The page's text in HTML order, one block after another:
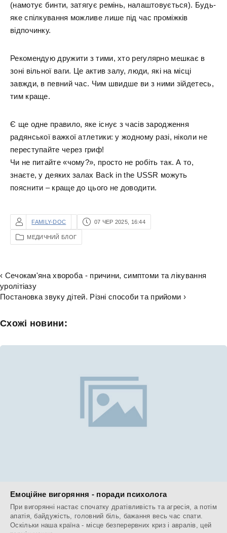
(намотує бинти, затягує ремінь, налаштовується). Будь-
яке спілкування можливе лише під час проміжків
відпочинку.
Рекомендую дружити з тими, хто регулярно мешкає в
зоні вільної ваги. Це актив залу, люди, які на місці
завжди, в певний час. Чим швидше ви з ними зійдетесь,
тим краще.
Є ще одне правило, яке існує з часів зародження
радянської важкої атлетики: у жодному разі, ніколи не
переступайте через гриф!
Чи не питайте «чому?», просто не робіть так. А то,
знаєте, у деяких залах Back in the USSR можуть
пояснити – краще до цього не доводити.
FAMILY-DOC 07 ЧЕР 2025, 16:44
МЕДИЧНИЙ БЛОГ
‹ Сечокам'яна хвороба - причини, симптоми та лікування
уролітіазу
Постановка звуку дітей. Різні способи та прийоми ›
Схожі новини:
Емоційне вигоряння - поради психолога
При вигорянні настає спочатку дратівливість та агресія, а потім
апатія, байдужість, головний біль, бажання весь час спати.
Оскільки наша країна - місце безперервних криз і авралів, цей